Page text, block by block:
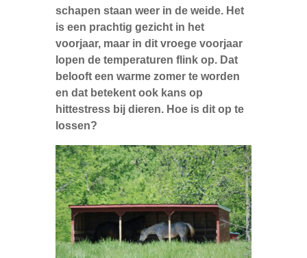
schapen staan weer in de weide. Het
is een prachtig gezicht in het
voorjaar, maar in dit vroege voorjaar
lopen de temperaturen flink op. Dat
belooft een warme zomer te worden
en dat betekent ook kans op
hittestress bij dieren. Hoe is dit op te
lossen?